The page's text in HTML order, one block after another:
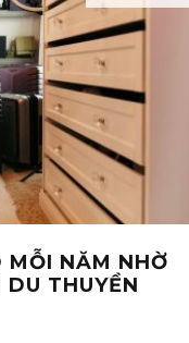
NĂM NHỜ
DU THUYỀN